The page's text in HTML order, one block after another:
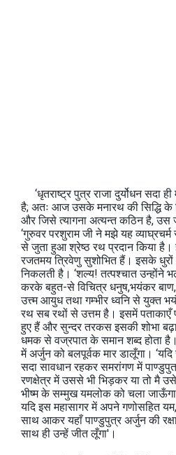
‘धृतराष्ट्र पुत्र राजा दुर्योधन सदा
है; अतः आज उसके मनारथ की सिद्धि के
और जिसे त्यागना अत्यन्त कठिन है, उस
‘गुरुवर परशुराम जी ने मझे यह
से जुता हुआ श्रेष्ठ रथ प्रदान किया
रजतमय त्रिवेणु सुशोभित हैं। इसके
निकलती है। ‘शल्य! तत्पश्चात उन्होंने
करके बहुत-से विचित्र धनुष,भयंकर
उत्त्म आयुध तथा गम्भीर ध्वनि से युक्त
रथ सब रथों से उत्तम है। इसमें
हुए हैं और सुन्दर तरकस इसकी शोभा
धमक से वज्रपात के समान शब्द होता
में अर्जुन को बलपूर्वक मार डालूँगा।
सदा सावधान रहकर समरांगण में
रणक्षेत्र में उससे भी भिड़कर या तो मै उसे
भीष्म के सम्मुख यमलोक को चला
यदि इस महासागर में अपने गणोसहित
साथ आकर यहाँ पाण्डुपुत्र अर्जुन की
साथ ही उन्हें जीत लूँगा'।